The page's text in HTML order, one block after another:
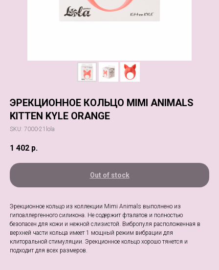
ЭРЕКЦИОННОЕ КОЛЬЦО MIMI ANIMALS
KITTEN KYLE ORANGE
SKU: 7000-21lola
1 402 р.
Out of stock
Эрекционное кольцо из коллекции Mimi Animals выполнено из
гипоаллергенного силикона. Не содержит фталатов и полностью
безопасен для кожи и нежной слизистой. Вибропуля расположенная в
верхней части кольца имеет 1 мощный режим вибрации для
клиторальной стимуляции. Эрекционное кольцо хорошо тянется и
подходит для всех размеров.